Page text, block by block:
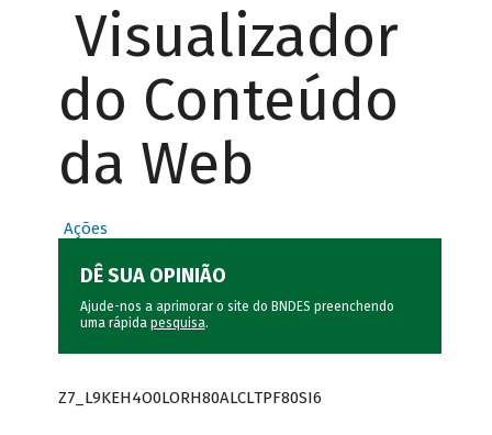
Visualizador
do Conteúdo
da Web
Ações
DÊ SUA OPINIÃO
Ajude-nos a aprimorar o site do BNDES preenchendo
uma rápida pesquisa.
Z7_L9KEH4O0LORH80ALCLTPF80SI6